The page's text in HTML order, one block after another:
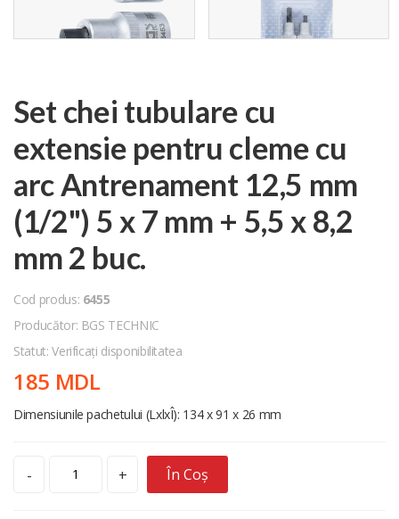
Set chei tubulare cu
extensie pentru cleme cu
arc Antrenament 12,5 mm
(1/2") 5 x 7 mm + 5,5 x 8,2
mm 2 buc.
Cod produs: 6455
Producător: BGS TECHNIC
Statut: Verificați disponibilitatea
185 MDL
Dimensiunile pachetului (LxlxÎ): 134 x 91 x 26 mm
- + În Coș